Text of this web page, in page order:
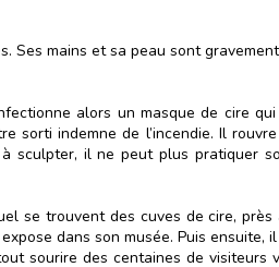
Ses mains et sa peau sont
alors un masque de cire
sorti indemne de l’incendie. Il
sculpter, il ne peut plus pratiquer
se trouvent des cuves de cire,
dans son musée. Puis ensuite,
sourire des centaines de visiteurs